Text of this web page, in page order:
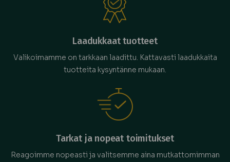
Laadukkaat tuotteet
Valikoimamme on tarkkaan laadittu. Kattavasti laadukkaita
tuotteita kysyntänne mukaan.
Tarkat ja nopeat toimitukset
Reagoimme nopeasti ja valitsemme aina mutkattomimman